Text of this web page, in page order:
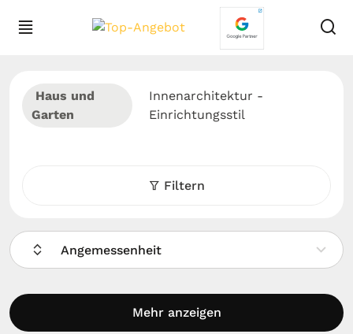
Haus und
Garten
Innenarchitektur -
Einrichtungsstil
Filtern
Angemessenheit
Mehr anzeigen